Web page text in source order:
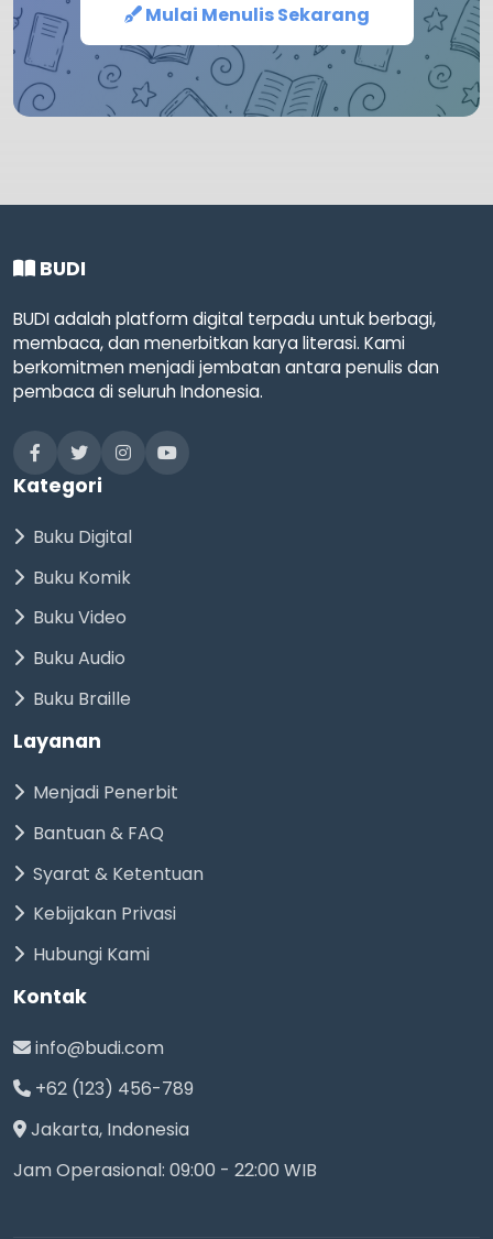
Mulai Menulis Sekarang
BUDI
BUDI adalah platform digital terpadu untuk berbagi,
membaca, dan menerbitkan karya literasi. Kami
berkomitmen menjadi jembatan antara penulis dan
pembaca di seluruh Indonesia.
Kategori
Buku Digital
Buku Komik
Buku Video
Buku Audio
Buku Braille
Layanan
Menjadi Penerbit
Bantuan & FAQ
Syarat & Ketentuan
Kebijakan Privasi
Hubungi Kami
Kontak
info@budi.com
+62 (123) 456-789
Jakarta, Indonesia
Jam Operasional: 09:00 - 22:00 WIB